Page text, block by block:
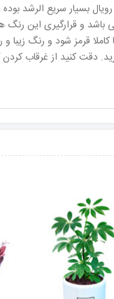
بسیار سریع الرشد
و قرارگیری این رنگ
قرمز شود و رنگ زیبا و
دقت کنید از غرقاب کردن